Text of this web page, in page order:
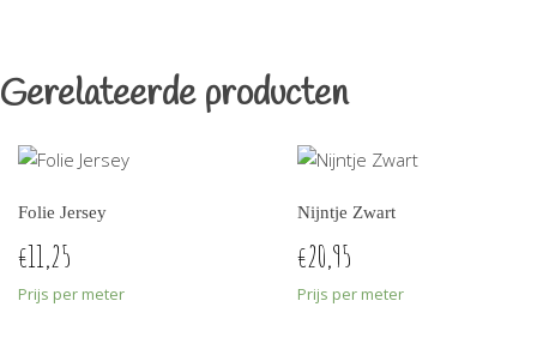
Gerelateerde producten
Folie Jersey
€11,25
Prijs per meter
Nijntje Zwart
€20,95
Prijs per meter